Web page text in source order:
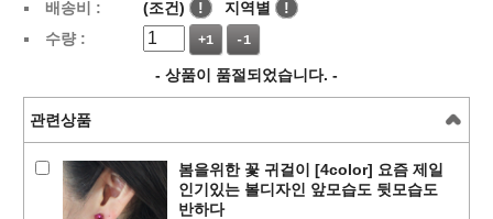
배송비 : (조건) ! 지역별
!
수량 :
+1 -1
- 상품이 품절되었습니다. -
관련상품
봄을위한 꽃 귀걸이 [4color] 요즘 제일
인기있는 볼디자인 앞모습도 뒷모습도
반하다